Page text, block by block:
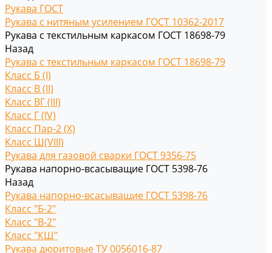
Рукава ГОСТ
Рукава с нитяным усилением ГОСТ 10362-2017
Рукава с текстильным каркасом ГОСТ 18698-79
Назад
Рукава с текстильным каркасом ГОСТ 18698-79
Класс Б (I)
Класс В (II)
Класс ВГ (III)
Класс Г (IV)
Класс Пар-2 (X)
Класс Ш(VIII)
Рукава для газовой сварки ГОСТ 9356-75
Рукава напорно-всасыващие ГОСТ 5398-76
Назад
Рукава напорно-всасыващие ГОСТ 5398-76
Класс "Б-2"
Класс "В-2"
Класс "КЩ"
Рукава дюритовые ТУ 0056016-87